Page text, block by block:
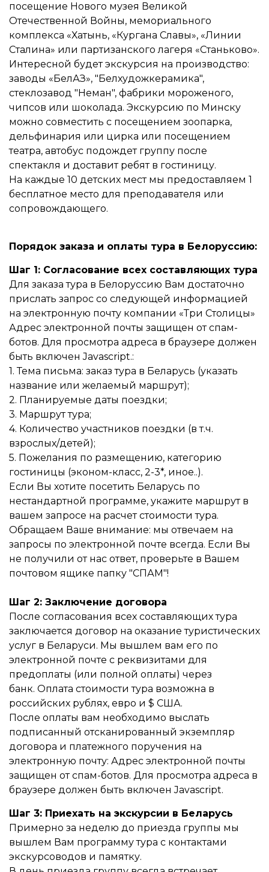
посещение Нового музея Великой
Отечественной Войны, мемориального
комплекса «Хатынь, «Кургана Славы», «Линии
Сталина» или партизанского лагеря «Станьково».
Интересной будет экскурсия на производство:
заводы «БелАЗ», "Белхудожкерамика",
стеклозавод "Неман", фабрики мороженого,
чипсов или шоколада. Экскурсию по Минску
можно совместить с посещением зоопарка,
дельфинария или цирка или посещением
театра, автобус подождет группу после
спектакля и доставит ребят в гостиницу.
На каждые 10 детских мест мы предоставляем 1
бесплатное место для преподавателя или
сопровождающего.
Порядок заказа и оплаты тура в Белоруссию:
Шаг 1: Согласование всех составляющих тура
Для заказа тура в Белоруссию Вам достаточно
прислать запрос со следующей информацией
на электронную почту компании «Три Столицы»
Адрес электронной почты защищен от спам-
ботов. Для просмотра адреса в браузере должен
быть включен Javascript.:
1. Тема письма: заказ тура в Беларусь (указать
название или желаемый маршрут);
2. Планируемые даты поездки;
3. Маршрут тура;
4. Количество участников поездки (в т.ч.
взрослых/детей);
5. Пожелания по размещению, категорию
гостиницы (эконом-класс, 2-3*, иное..).
Если Вы хотите посетить Беларусь по
нестандартной программе, укажите маршрут в
вашем запросе на расчет стоимости тура.
Обращаем Ваше внимание: мы отвечаем на
запросы по электронной почте всегда. Если Вы
не получили от нас ответ, проверьте в Вашем
почтовом ящике папку "СПАМ"!
Шаг 2: Заключение договора
После согласования всех составляющих тура
заключается договор на оказание туристических
услуг в Беларуси. Мы вышлем вам его по
электронной почте с реквизитами для
предоплаты (или полной оплаты) через
банк. Оплата стоимости тура возможна в
российских рублях, евро и $ США.
После оплаты вам необходимо выслать
подписанный отсканированный экземпляр
договора и платежного поручения на
электронную почту: Адрес электронной почты
защищен от спам-ботов. Для просмотра адреса в
браузере должен быть включен Javascript.
Шаг 3: Приехать на экскурсии в Беларусь
Примерно за неделю до приезда группы мы
вышлем Вам программу тура с контактами
экскурсоводов и памятку.